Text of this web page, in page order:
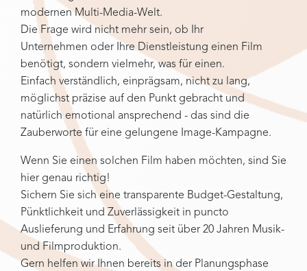
modernen Multi-Media-Welt.
Die Frage wird nicht mehr sein, ob Ihr
Unternehmen oder Ihre Dienstleistung einen Film
benötigt, sondern vielmehr, was für einen.
Einfach verständlich, einprägsam, nicht zu lang,
möglichst präzise auf den Punkt gebracht und
natürlich emotional ansprechend - das sind die
Zauberworte für eine gelungene Image-Kampagne.
Wenn Sie einen solchen Film haben möchten, sind Sie
hier genau richtig!
Sichern Sie sich eine transparente Budget-Gestaltung,
Pünktlichkeit und Zuverlässigkeit in puncto
Auslieferung und Erfahrung seit über 20 Jahren Musik-
und Filmproduktion.
Gern helfen wir Ihnen bereits in der Planungsphase